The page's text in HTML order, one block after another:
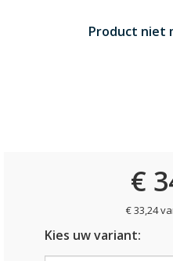
Product niet
€
€ 33,24
Kies uw variant: